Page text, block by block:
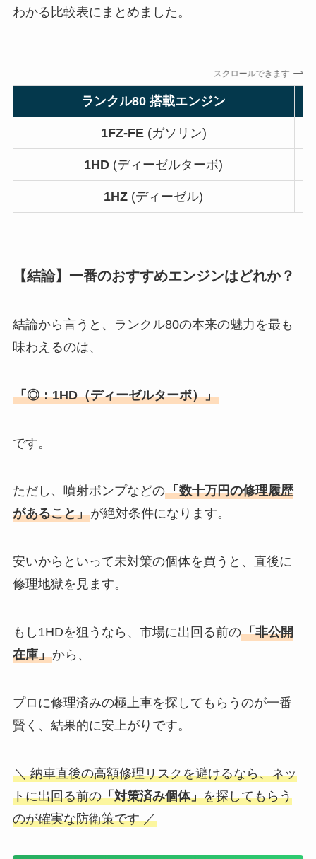
わかる比較表にまとめました。
スクロールできます
ランクル80 搭載エンジン
1FZ-FE(ガソリン)
1HD (ディーゼルターボ)
1HZ (ディーゼル)
【結論】一番のおすすめエンジンはどれか？
結論から言うと、ランクル80の本来の魅力を最も
味わえるのは、
「◎：1HD（ディーゼルターボ）」
です。
ただし、噴射ポンプなどの「数十万円の修理履歴
があること」が絶対条件になります。
安いからといって未対策の個体を買うと、直後に
修理地獄を見ます。
もし1HDを狙うなら、市場に出回る前の「非公開
在庫」から、
プロに修理済みの極上車を探してもらうのが一番
賢く、結果的に安上がりです。
＼ 納車直後の高額修理リスクを避けるなら、ネッ
トに出回る前の「対策済み個体」を探してもらう
のが確実な防衛策です ／